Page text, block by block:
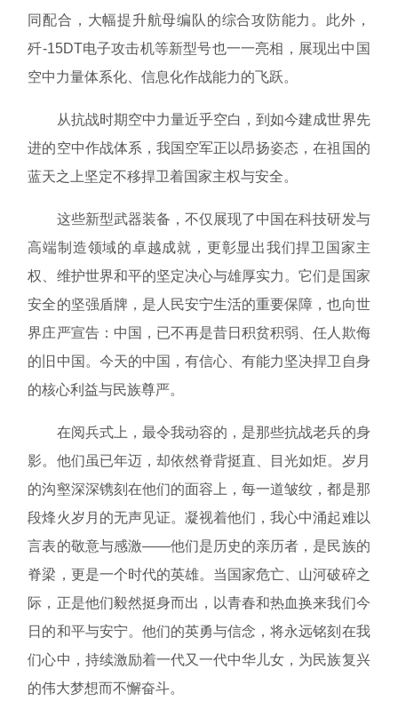
同配合，大幅提升航母编队的综合攻防能力。此外，
歼-15DT电子攻击机等新型号也一一亮相，展现出中国
空中力量体系化、信息化作战能力的飞跃。
从抗战时期空中力量近乎空白，到如今建成世界先
进的空中作战体系，我国空军正以昂扬姿态，在祖国的
蓝天之上坚定不移捍卫着国家主权与安全。
这些新型武器装备，不仅展现了中国在科技研发与
高端制造领域的卓越成就，更彰显出我们捍卫国家主
权、维护世界和平的坚定决心与雄厚实力。它们是国家
安全的坚强盾牌，是人民安宁生活的重要保障，也向世
界庄严宣告：中国，已不再是昔日积贫积弱、任人欺侮
的旧中国。今天的中国，有信心、有能力坚决捍卫自身
的核心利益与民族尊严。
在阅兵式上，最令我动容的，是那些抗战老兵的身
影。他们虽已年迈，却依然脊背挺直、目光如炬。岁月
的沟壑深深镌刻在他们的面容上，每一道皱纹，都是那
段烽火岁月的无声见证。凝视着他们，我心中涌起难以
言表的敬意与感激——他们是历史的亲历者，是民族的
脊梁，更是一个时代的英雄。当国家危亡、山河破碎之
际，正是他们毅然挺身而出，以青春和热血换来我们今
日的和平与安宁。他们的英勇与信念，将永远铭刻在我
们心中，持续激励着一代又一代中华儿女，为民族复兴
的伟大梦想而不懈奋斗。